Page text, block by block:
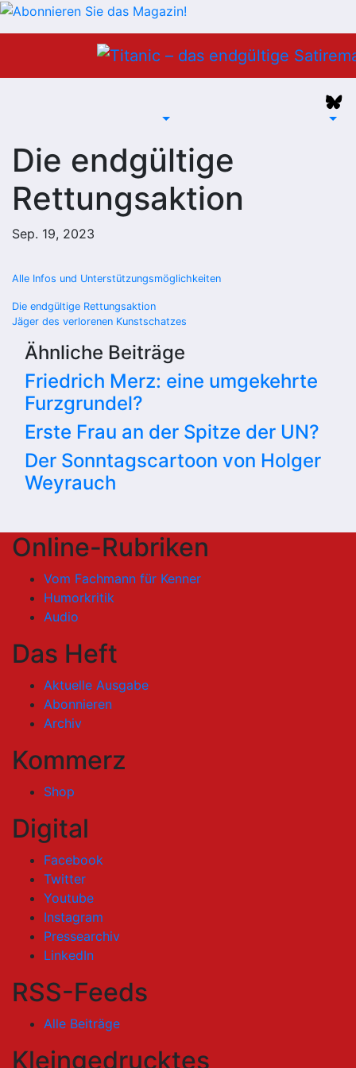
Die endgültige
Rettungsaktion
Sep. 19, 2023
Alle Infos und Unterstützungsmöglichkeiten
Beitragsnavigation
Die endgültige Rettungsaktion
Jäger des verlorenen Kunstschatzes
Ähnliche Beiträge
Friedrich Merz: eine umgekehrte
Furzgrundel?
Erste Frau an der Spitze der UN?
Der Sonntagscartoon von Holger
Weyrauch
Online-Rubriken
Vom Fachmann für Kenner
Humorkritik
Audio
Das Heft
Aktuelle Ausgabe
Abonnieren
Archiv
Kommerz
Shop
Digital
Facebook
Twitter
Youtube
Instagram
Pressearchiv
LinkedIn
RSS-Feeds
Alle Beiträge
Kleingedrucktes